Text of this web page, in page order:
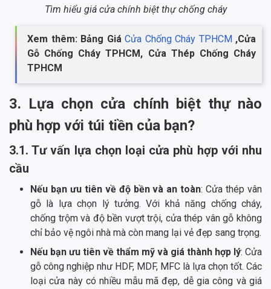
Tìm hiểu giá cửa chính biệt thự chống cháy
Xem thêm: Bảng Giá Cửa Chống Cháy TPHCM,Cửa
Gỗ Chống Cháy TPHCM, Cửa Thép Chống Cháy
TPHCM
3. Lựa chọn cửa chính biệt thự nào
phù hợp với túi tiền của bạn?
3.1. Tư vấn lựa chọn loại cửa phù hợp với nhu
cầu
Nếu bạn ưu tiên về độ bền và an toàn: Cửa thép vân
gỗ là lựa chọn lý tưởng. Với khả năng chống cháy,
chống trộm và độ bền vượt trội, cửa thép vân gỗ không
chỉ bảo vệ ngôi nhà mà còn mang lại vẻ đẹp sang trọng.
Nếu bạn ưu tiên về thẩm mỹ và giá thành hợp lý: Cửa
gỗ công nghiệp như HDF, MDF, MFC là lựa chọn tốt. Các
loại cửa này có nhiều mẫu mã đẹp, dễ gia công và giá